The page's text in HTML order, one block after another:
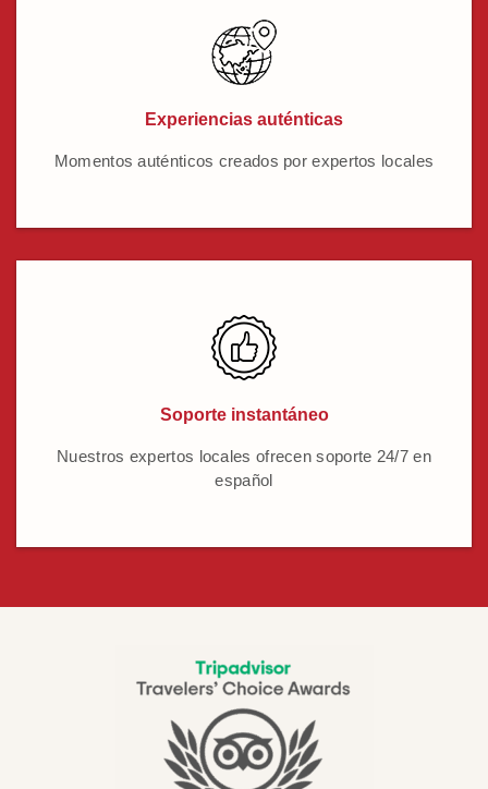
Experiencias auténticas
Momentos auténticos creados por expertos locales
Soporte instantáneo
Nuestros expertos locales ofrecen soporte 24/7 en
español